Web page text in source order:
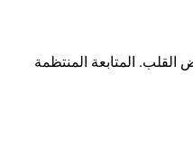
المتابعة المنتظمة